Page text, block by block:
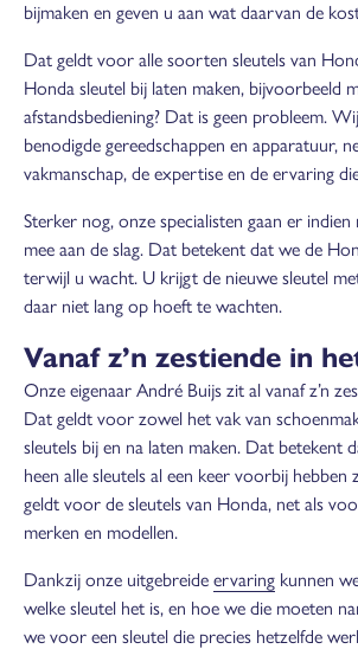
bijmaken en geven u aan wat daarvan de
Dat geldt voor alle soorten sleutels van
Honda sleutel bij laten maken, bijvoorbeeld
afstandsbediening? Dat is geen probleem.
benodigde gereedschappen en apparatuur,
vakmanschap, de expertise en de ervaring
Sterker nog, onze specialisten gaan er indien
mee aan de slag. Dat betekent dat we de
terwijl u wacht. U krijgt de nieuwe sleutel
daar niet lang op hoeft te wachten.
Vanaf z’n zestiende in
Onze eigenaar André Buijs zit al vanaf z’n
Dat geldt voor zowel het vak van
sleutels bij en na laten maken. Dat betekent
heen alle sleutels al een keer voorbij hebben
geldt voor de sleutels van Honda, net als
merken en modellen.
Dankzij onze uitgebreide ervaring kunnen
welke sleutel het is, en hoe we die moeten
we voor een sleutel die precies hetzelfde